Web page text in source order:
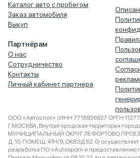
Каталог авто с пробегом
Заказ автомобиля
Выкуп
Партнёрам
О нас
Сотрудничество
Контакты
Личный кабинет партнера
ООО «Автоспот» (ИНН 7715936827 ОРГН
Г.МОСКВА, Внутригородская территория
МУНИЦИПАЛЬНЫЙ ОКРУГ ЛЕФОРТОВО,
Д. 10, ПОМЕЩ. 41Н/9, ОКВЭД 62.0) осуществляет
разработке ПО «Autospot» и предоставлению